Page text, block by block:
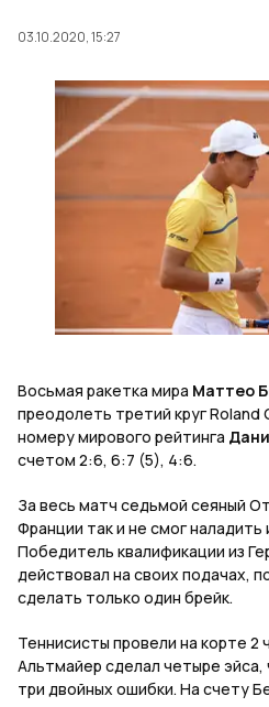
03.10.2020, 15:27
Восьмая ракетка мира Маттео
преодолеть третий круг Roland
номеру мирового рейтинга
счетом 2:6, 6:7 (5), 4:6.
За весь матч седьмой сеяный
Франции так и не смог наладить
Победитель квалификации из
действовал на своих подачах,
сделать только один брейк.
Теннисисты провели на корте 2
Альтмайер сделал четыре
три двойных ошибки. На счету